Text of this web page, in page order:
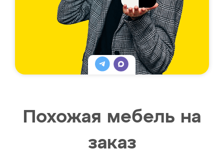
Похожая мебель на
заказ